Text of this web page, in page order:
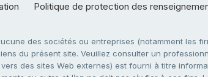
Politique de protection des
des sociétés ou entreprises (notamment les
du présent site. Veuillez consulter un
des sites Web externes) est fourni à titre